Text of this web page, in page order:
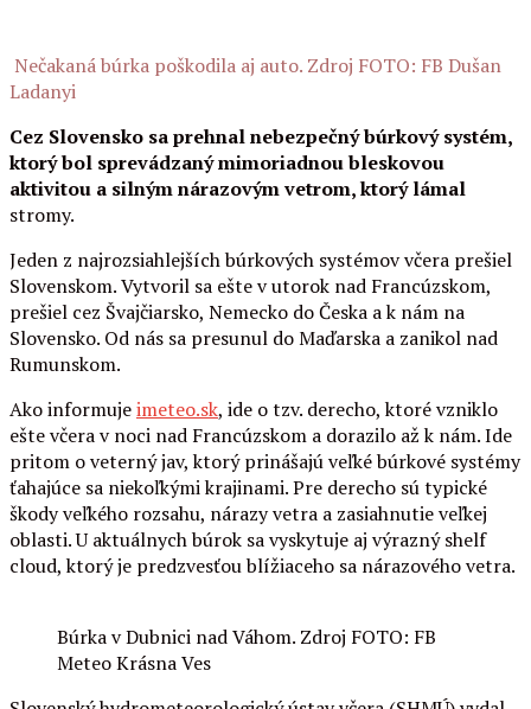
Nečakaná búrka poškodila aj auto. Zdroj FOTO: FB Dušan
Ladanyi
Cez Slovensko sa prehnal nebezpečný búrkový systém,
ktorý bol sprevádzaný mimoriadnou bleskovou
aktivitou a silným nárazovým vetrom, ktorý lámal
stromy.
Jeden z najrozsiahlejších búrkových systémov včera prešiel
Slovenskom. Vytvoril sa ešte v utorok nad Francúzskom,
prešiel cez Švajčiarsko, Nemecko do Česka a k nám na
Slovensko. Od nás sa presunul do Maďarska a zanikol nad
Rumunskom.
Ako informujeimeteo.sk, ide o tzv. derecho, ktoré vzniklo
ešte včera v noci nad Francúzskom a dorazilo až k nám. Ide
pritom o veterný jav, ktorý prinášajú veľké búrkové systémy
ťahajúce sa niekoľkými krajinami. Pre derecho sú typické
škody veľkého rozsahu, nárazy vetra a zasiahnutie veľkej
oblasti. U aktuálnych búrok sa vyskytuje aj výrazný shelf
cloud, ktorý je predzvesťou blížiaceho sa nárazového vetra.
Búrka v Dubnici nad Váhom. Zdroj FOTO: FB
Meteo Krásna Ves